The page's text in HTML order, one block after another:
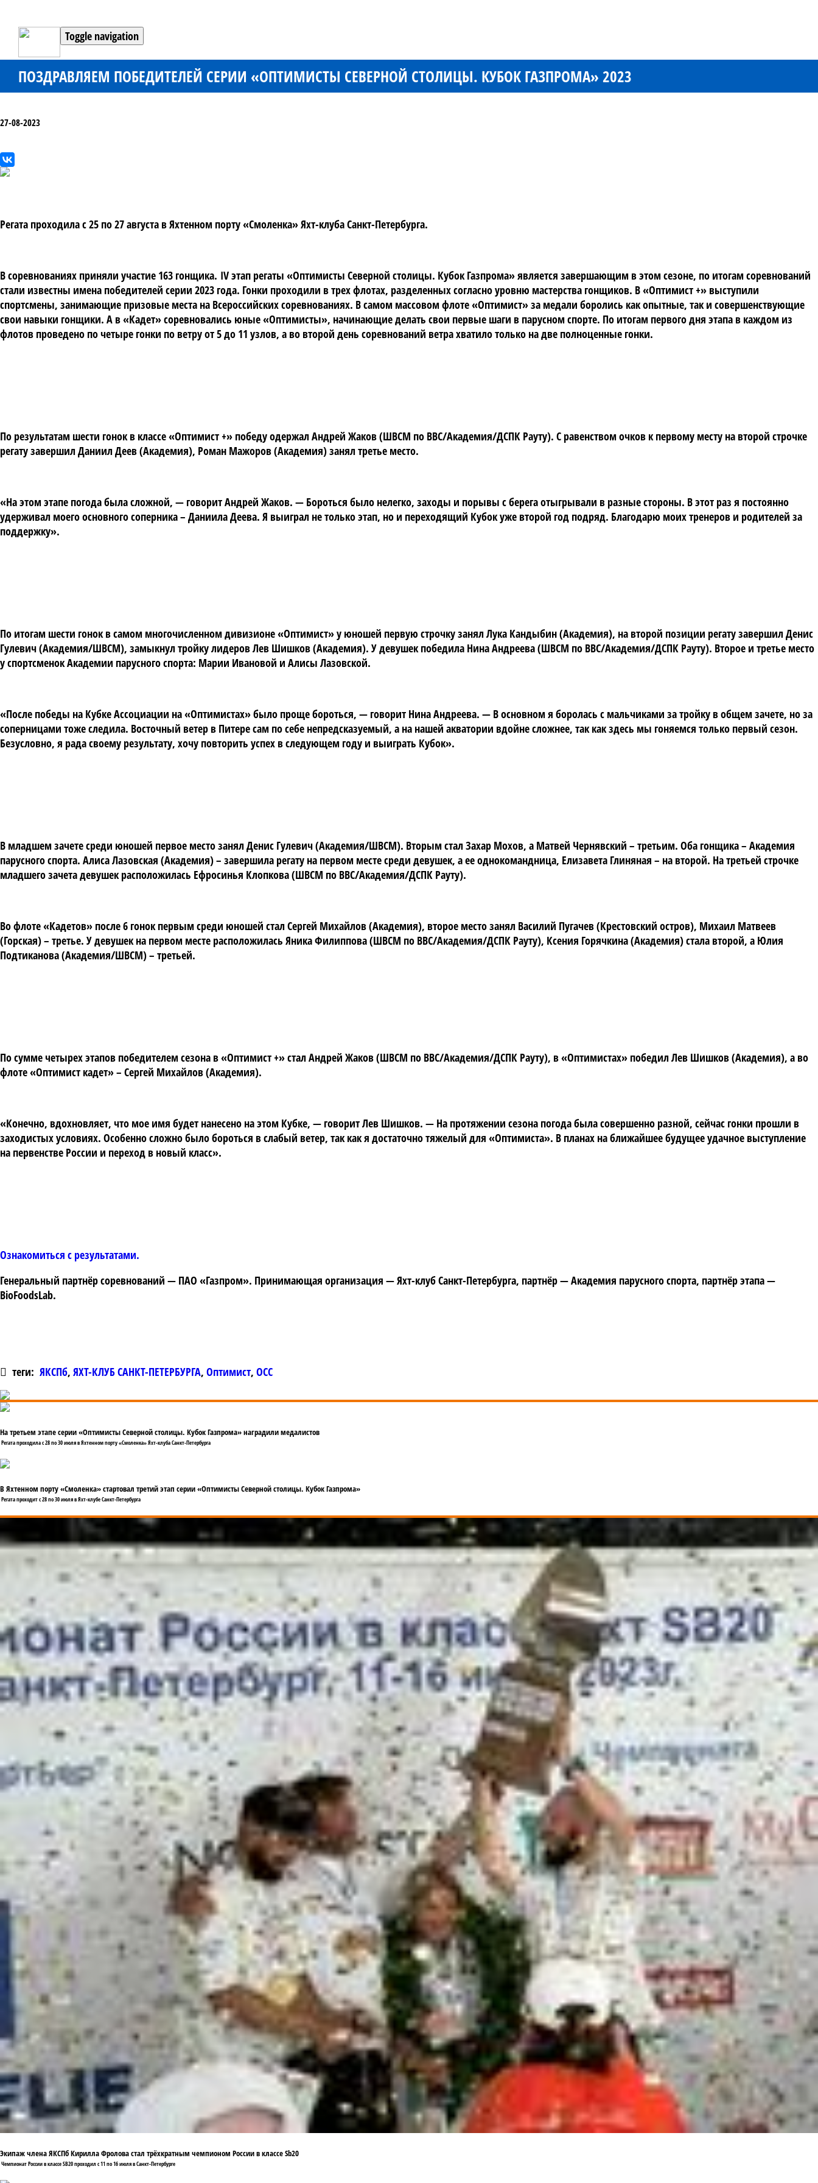
Toggle navigation
ПОЗДРАВЛЯЕМ ПОБЕДИТЕЛЕЙ СЕРИИ «ОПТИМИСТЫ СЕВЕРНОЙ СТОЛИЦЫ. КУБОК ГАЗПРОМА» 2023
27-08-2023
Регата проходила с 25 по 27 августа в Яхтенном порту «Смоленка» Яхт-клуба Санкт-Петербурга.
В соревнованиях приняли участие 163 гонщика. IV этап регаты «Оптимисты Северной столицы. Кубок Газпрома» является завершающим в этом сезоне, по итогам соревнований
стали известны имена победителей серии 2023 года. Гонки проходили в трех флотах, разделенных согласно уровню мастерства гонщиков. В «Оптимист +» выступили
спортсмены, занимающие призовые места на Всероссийских соревнованиях. В самом массовом флоте «Оптимист» за медали боролись как опытные, так и совершенствующие
свои навыки гонщики. А в «Кадет» соревновались юные «Оптимисты», начинающие делать свои первые шаги в парусном спорте. По итогам первого дня этапа в каждом из
флотов проведено по четыре гонки по ветру от 5 до 11 узлов, а во второй день соревнований ветра хватило только на две полноценные гонки.
По результатам шести гонок в классе «Оптимист +» победу одержал Андрей Жаков (ШВСМ по ВВС/Академия/ДСПК Рауту). С равенством очков к первому месту на второй строчке
регату завершил Даниил Деев (Академия), Роман Мажоров (Академия) занял третье место.
«На этом этапе погода была сложной, — говорит Андрей Жаков. — Бороться было нелегко, заходы и порывы с берега отыгрывали в разные стороны. В этот раз я постоянно
удерживал моего основного соперника – Даниила Деева. Я выиграл не только этап, но и переходящий Кубок уже второй год подряд. Благодарю моих тренеров и родителей за
поддержку».
По итогам шести гонок в самом многочисленном дивизионе «Оптимист» у юношей первую строчку занял Лука Кандыбин (Академия), на второй позиции регату завершил Денис
Гулевич (Академия/ШВСМ), замыкнул тройку лидеров Лев Шишков (Академия). У девушек победила Нина Андреева (ШВСМ по ВВС/Академия/ДСПК Рауту). Второе и третье место
у спортсменок Академии парусного спорта: Марии Ивановой и Алисы Лазовской.
«После победы на Кубке Ассоциации на «Оптимистах» было проще бороться, — говорит Нина Андреева. — В основном я боролась с мальчиками за тройку в общем зачете, но за
соперницами тоже следила. Восточный ветер в Питере сам по себе непредсказуемый, а на нашей акватории вдойне сложнее, так как здесь мы гоняемся только первый сезон.
Безусловно, я рада своему результату, хочу повторить успех в следующем году и выиграть Кубок».
В младшем зачете среди юношей первое место занял Денис Гулевич (Академия/ШВСМ). Вторым стал Захар Мохов, а Матвей Чернявский – третьим. Оба гонщика – Академия
парусного спорта. Алиса Лазовская (Академия) – завершила регату на первом месте среди девушек, а ее однокомандница, Елизавета Глиняная – на второй. На третьей строчке
младшего зачета девушек расположилась Ефросинья Клопкова (ШВСМ по ВВС/Академия/ДСПК Рауту).
Во флоте «Кадетов» после 6 гонок первым среди юношей стал Сергей Михайлов (Академия), второе место занял Василий Пугачев (Крестовский остров), Михаил Матвеев
(Горская) – третье. У девушек на первом месте расположилась Яника Филиппова (ШВСМ по ВВС/Академия/ДСПК Рауту), Ксения Горячкина (Академия) стала второй, а Юлия
Подтиканова (Академия/ШВСМ) – третьей.
По сумме четырех этапов победителем сезона в «Оптимист +» стал Андрей Жаков (ШВСМ по ВВС/Академия/ДСПК Рауту), в «Оптимистах» победил Лев Шишков (Академия), а во
флоте «Оптимист кадет» – Сергей Михайлов (Академия).
«Конечно, вдохновляет, что мое имя будет нанесено на этом Кубке, — говорит Лев Шишков. — На протяжении сезона погода была совершенно разной, сейчас гонки прошли в
заходистых условиях. Особенно сложно было бороться в слабый ветер, так как я достаточно тяжелый для «Оптимиста». В планах на ближайшее будущее удачное выступление
на первенстве России и переход в новый класс».
Ознакомиться с результатами.
Генеральный партнёр соревнований — ПАО «Газпром». Принимающая организация — Яхт-клуб Санкт-Петербурга, партнёр — Академия парусного спорта, партнёр этапа —
BioFoodsLab.
теги: ЯКСПб, ЯХТ-КЛУБ САНКТ-ПЕТЕРБУРГА, Оптимист, ОСС
На третьем этапе серии «Оптимисты Северной столицы. Кубок Газпрома» наградили медалистов
Регата проходила с 28 по 30 июля в Яхтенном порту «Смоленка» Яхт-клуба Санкт-Петербурга
В Яхтенном порту «Смоленка» стартовал третий этап серии «Оптимисты Северной столицы. Кубок Газпрома»
Регата проходит с 28 по 30 июля в Яхт-клубе Санкт-Петербурга
Экипаж члена ЯКСПб Кирилла Фролова стал трёхкратным чемпионом России в классе Sb20
Чемпионат России в классе SB20 проходил с 11 по 16 июля в Санкт-Петербурге